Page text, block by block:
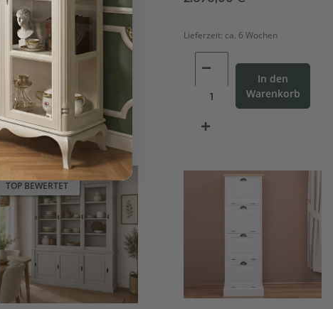
Lieferzeit: ca. 6 Wochen
Warenkorb
Lieferzeit: ca. 6 Wochen
In den
Warenkorb
TOP BEWERTET